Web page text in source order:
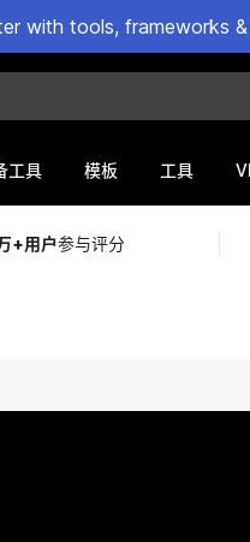
with tools, frameworks
工具 模板 工具
+用户参与评分